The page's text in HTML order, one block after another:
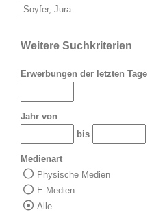
Weitere Suchkriterien
Erwerbungen der letzten Tage
Jahr von
bis
Medienart
Physische Medien
E-Medien
Alle